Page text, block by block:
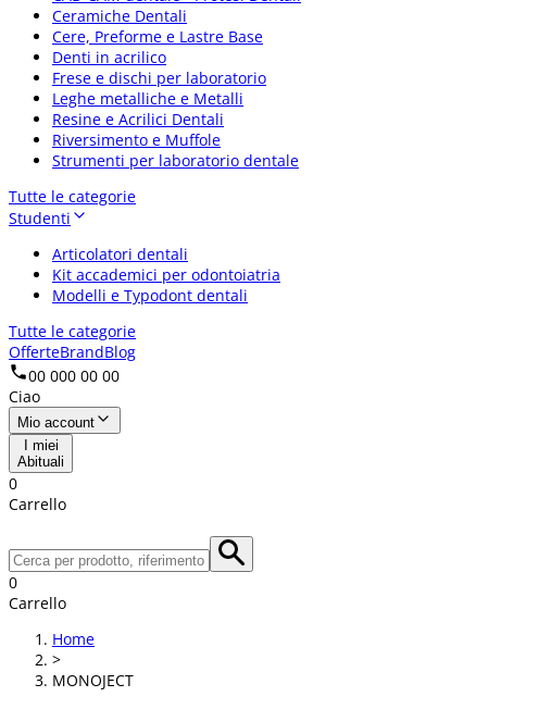
Ceramiche Dentali
Cere, Preforme e Lastre Base
Denti in acrilico
Frese e dischi per laboratorio
Leghe metalliche e Metalli
Resine e Acrilici Dentali
Riversimento e Muffole
Strumenti per laboratorio dentale
Tutte le categorie
Studenti
Articolatori dentali
Kit accademici per odontoiatria
Modelli e Typodont dentali
Tutte le categorie
OfferteBrandBlog
00 000 00 00
Ciao
Mio account
I miei
Abituali
0
Carrello
0
Carrello
Home
>
MONOJECT